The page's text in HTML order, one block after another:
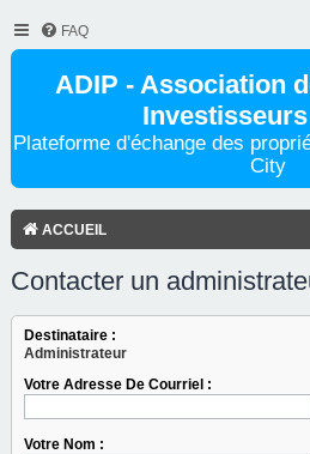
FAQ
ADIP - Association
Plateforme d'échange des
City
ACCUEIL
Contacter un
Destinataire :
Administrateur
Votre Adresse De Courriel :
Votre Nom :